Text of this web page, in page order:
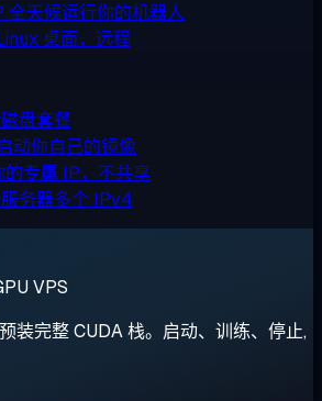
全天候运行你的机器人
桌面，远程
盘套餐
动你自己的镜像
的专属 IP，不共享
务器多个 IPv4
VPS
装完整 CUDA 栈。启动、训练、停止,